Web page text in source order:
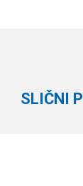
SLIČNI